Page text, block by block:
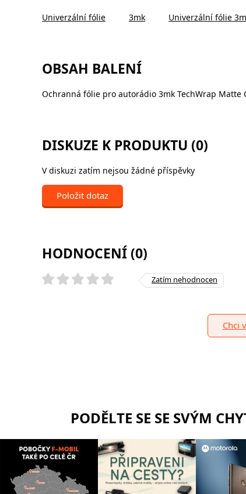
Univerzální fólie 3mk Univerzální fólie
OBSAH BALENÍ
Ochranná fólie pro autorádio 3mk TechWrap Matte
DISKUZE K PRODUKTU (0)
V diskuzi zatím nejsou žádné příspěvky
Položit dotaz
HODNOCENÍ (0)
Zatím nehodnocen
Chci
PODĚLTE SE SE SVÝM